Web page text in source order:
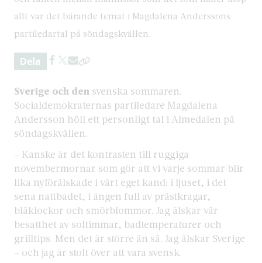
allt var det bärande temat i Magdalena Anderssons
partiledartal på söndagskvällen.
Dela
Sverige och den svenska sommaren.
Socialdemokraternas partiledare Magdalena
Andersson höll ett personligt tal i Almedalen på
söndagskvällen.
– Kanske är det kontrasten till ruggiga
novembermornar som gör att vi varje sommar blir
lika nyförälskade i vårt eget kand: i ljuset, i det
sena nattbadet, i ängen full av prästkragar,
blåklockor och smörblommor. Jag älskar vår
besatthet av soltimmar, badtemperaturer och
grilltips. Men det är större än så. Jag älskar Sverige
– och jag är stolt över att vara svensk.